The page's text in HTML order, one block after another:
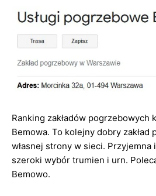
Ranking zakładów pogrzebowych
Bemowa. To kolejny dobry zakład
własnej strony w sieci. Przyjemna
szeroki wybór trumien i urn.
Bemowo.